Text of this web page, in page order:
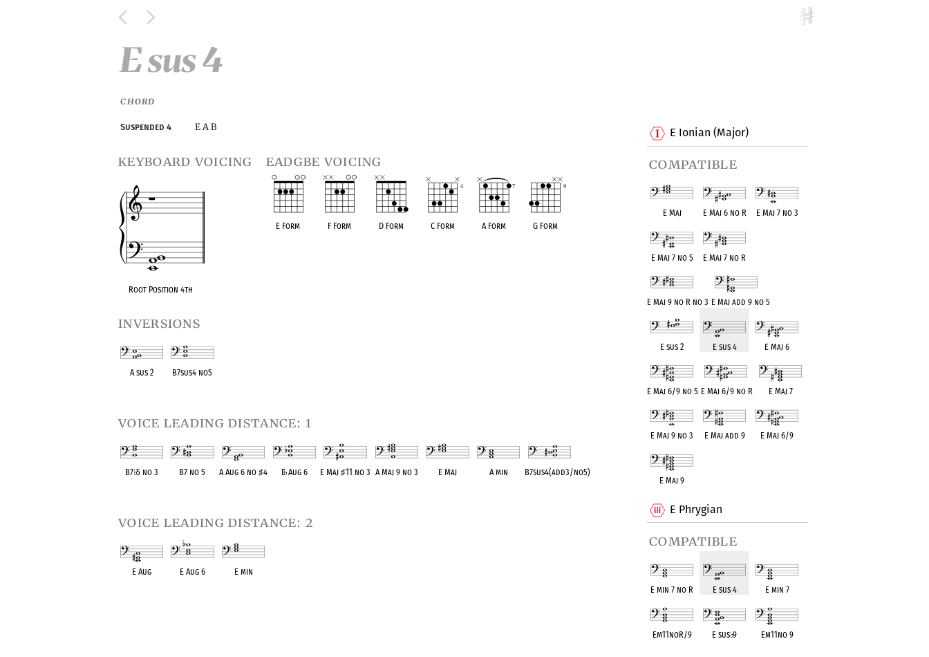
E Ionian (Major)
compatible
E Maj E Maj 6 no R E Maj 7 no 3
E Maj 7 no 5 E Maj 7 no R
E Maj 9 no R no 3 E Maj add 9 no 5
E sus 2 E sus 4 E Maj 6
E Maj 6/9 no 5 E Maj 6/9 no R E Maj 7
E Maj 9 no 3 E Maj add 9 E Maj 6/9
E Maj 9
E Phrygian
compatible
E min 7 no R E sus 4 E min 7
Em11noR/9 E sus♭9 Em11no 9
E sus 4
CHORD
Suspended 4 E A B
keyboard voicing
Root Position 4th
eadgbe voicing
E Form F Form D Form C Form A Form G Form
inversions
A sus 2 B7sus4 no5
voice leading distance: 1
B7♭5 no 3 B7 no 5 A Aug 6 no♯4 E♭Aug 6 E Maj♯11 no 3 A Maj 9 no 3 E Maj A min B7sus4(add3/no5)
voice leading distance: 2
E Aug E Aug 6 E min